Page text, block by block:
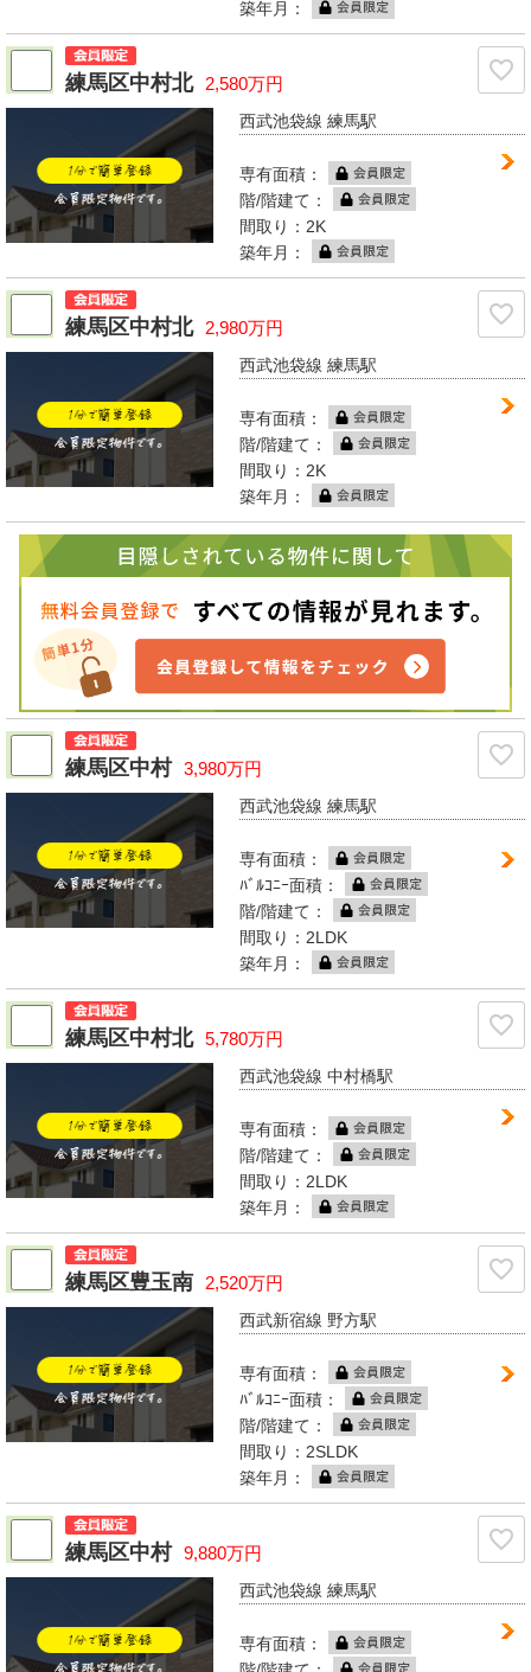
築年月：
練馬区中村北 2,580万円
西武池袋線 練馬駅
専有面積：
階/階建て：
間取り：2K
築年月：
練馬区中村北 2,980万円
西武池袋線 練馬駅
専有面積：
階/階建て：
間取り：2K
築年月：
練馬区中村 3,980万円
西武池袋線 練馬駅
専有面積：
ﾊﾞﾙｺﾆｰ面積：
階/階建て：
間取り：2LDK
築年月：
練馬区中村北 5,780万円
西武池袋線 中村橋駅
専有面積：
階/階建て：
間取り：2LDK
築年月：
練馬区豊玉南 2,520万円
西武新宿線 野方駅
専有面積：
ﾊﾞﾙｺﾆｰ面積：
階/階建て：
間取り：2SLDK
築年月：
練馬区中村 9,880万円
西武池袋線 練馬駅
専有面積：